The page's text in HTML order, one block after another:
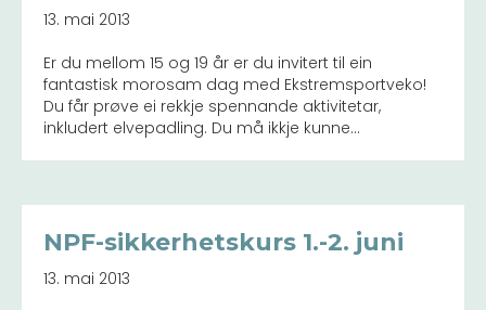
13. mai 2013
Er du mellom 15 og 19 år er du invitert til ein
fantastisk morosam dag med Ekstremsportveko!
Du får prøve ei rekkje spennande aktivitetar,
inkludert elvepadling. Du må ikkje kunne…
NPF-sikkerhetskurs 1.-2. juni
13. mai 2013